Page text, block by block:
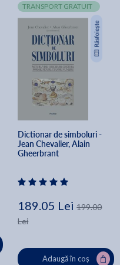
TRANSPORT GRATUIT
Dictionar de simboluri -
Jean Chevalier, Alain
Gheerbrant
189.05 Lei 199.00
Lei
Adaugă în coș